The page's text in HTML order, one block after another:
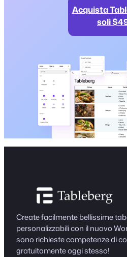
Acquista
soli
Create facilmente bellissime
personalizzabili con il nuovo
sono richieste competenze di
gratuitamente oggi stesso!